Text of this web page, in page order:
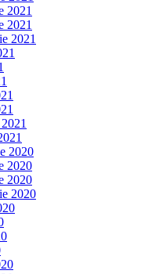
2021
2021
2021
2020
2020
2020
2020